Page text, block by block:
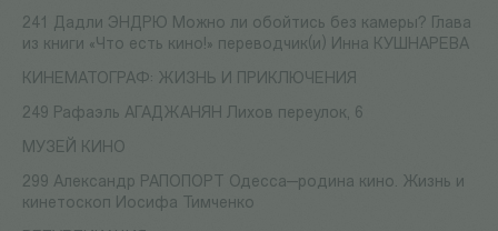
241 Дадли ЭНДРЮ Можно ли обойтись без камеры? Глава
из книги «Что есть кино!» переводчик(и) Инна КУШНАРЕВА
КИНЕМАТОГРАФ: ЖИЗНЬ И ПРИКЛЮЧЕНИЯ
249 Рафаэль АГАДЖАНЯН Лихов переулок, 6
МУЗЕЙ КИНО
299 Александр РАПОПОРТ Одесса—родина кино. Жизнь и
кинетоскоп Иосифа Тимченко